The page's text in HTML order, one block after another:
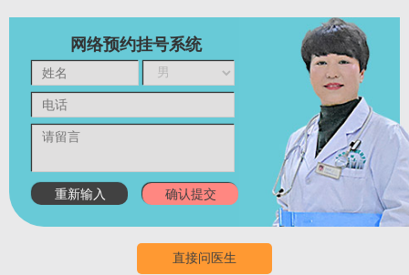
网络预约挂号系统
直接问医生